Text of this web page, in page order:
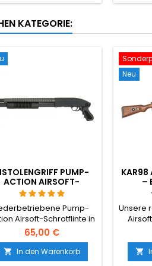
nahtlose Oberfläche,
zuverlässige
Zuführung.
Lecks.
KATEGORIE:
PUMP-
ACTION AIRSOFT-
SCHROTFLINTE -
KOMPAKTES
OHNE
SCHAFT
Pump-
Airsoft-Schrotflinte in
der kompakten
Variante - kein
nur Pistolengriff und
Die kurze Länge von
65,00 €
 In den Warenkorb
Neu
KAR98
–
Unsere
